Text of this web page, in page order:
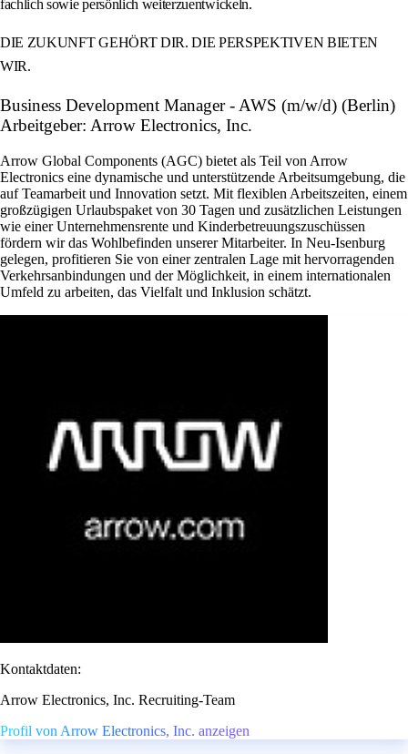
fachlich sowie persönlich weiterzuentwickeln.
DIE ZUKUNFT GEHÖRT DIR. DIE PERSPEKTIVEN BIETEN
WIR.
Business Development Manager - AWS (m/w/d) (Berlin)
Arbeitgeber: Arrow Electronics, Inc.
Arrow Global Components (AGC) bietet als Teil von Arrow
Electronics eine dynamische und unterstützende Arbeitsumgebung, die
auf Teamarbeit und Innovation setzt. Mit flexiblen Arbeitszeiten, einem
großzügigen Urlaubspaket von 30 Tagen und zusätzlichen Leistungen
wie einer Unternehmensrente und Kinderbetreuungszuschüssen
fördern wir das Wohlbefinden unserer Mitarbeiter. In Neu-Isenburg
gelegen, profitieren Sie von einer zentralen Lage mit hervorragenden
Verkehrsanbindungen und der Möglichkeit, in einem internationalen
Umfeld zu arbeiten, das Vielfalt und Inklusion schätzt.
Kontaktdaten:
Arrow Electronics, Inc. Recruiting-Team
Profil von Arrow Electronics, Inc. anzeigen